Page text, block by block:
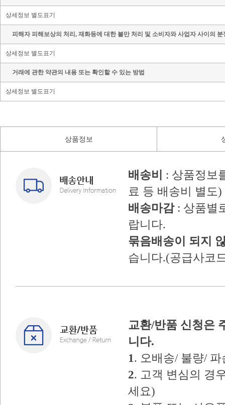
상세정보 별도표기
피해자 피해보상의 처리, 재화등에 대한 불만 처리 및 소비자와 사업자 사이의
상세정보 별도표기
거래에 관한 약관의 내용 또는 확인할 수 있는 방법
상세정보 별도표기
상품정보
배송비
: 상품정보
료 등 배송비 별도)
배송마감: 상품별
랍니다.
묶음배송이 되지
습니다.(공급사코
교환/반품 신청은
니다.
1. 오배송/ 불량/
2. 고객 변심의 경
세요)